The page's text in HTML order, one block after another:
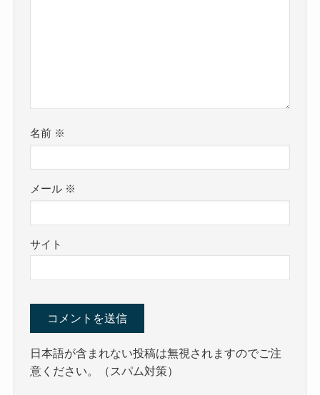
名前 ※
メール ※
サイト
日本語が含まれない投稿は無視されますのでご注
意ください。（スパム対策）